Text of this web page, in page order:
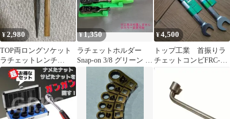
¥2,980
TOP両ロングソケット
ラチェットレンチ
19L×21L
¥1,350
ラチェットホルダー
Snap-on 3/8 グリーン 工
具 収納 スナップオン
¥4,500
トップ工業 首振りラ
チェットコンビFRC-
13.14セット